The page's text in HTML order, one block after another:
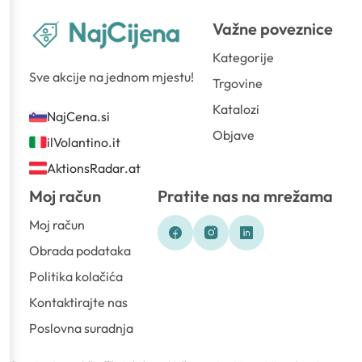
Sve akcije na jednom mjestu!
NajCena.si
ilVolantino.it
AktionsRadar.at
Važne poveznice
Kategorije
Trgovine
Katalozi
Objave
Moj račun
Moj račun
Obrada podataka
Politika kolačića
Kontaktirajte nas
Poslovna suradnja
Pratite nas na mrežama